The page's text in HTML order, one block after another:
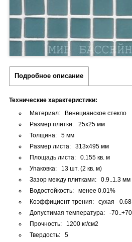
Подробное описание
Технические характеристики:
Материал: Венецианское стекло
Размер плитки: 25х25 мм
Толщина: 5 мм
Размер листа: 313х495 мм
Площадь листа: 0.155 кв. м
Упаковка: 13 шт. (2 кв. м)
Зазор между плитками: 0.9..1.3 мм
Водостойкость: менее 0.01%
Коэффициент трения: сухая -
Допустимая температура: -
Прочность: 1200 кг/см2
Твердость: 5